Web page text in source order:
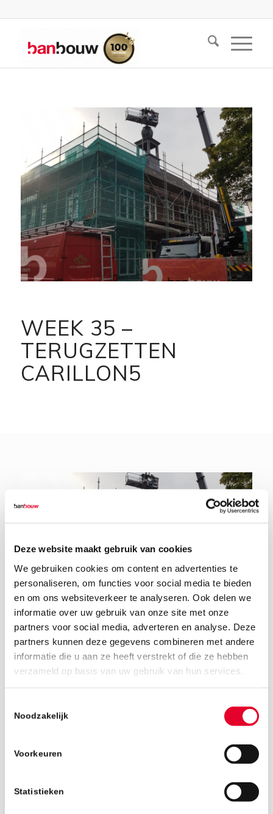
Deze website maakt gebruik van cookies
We gebruiken cookies om content en advertenties te
personaliseren, om functies voor social media te bieden
en om ons websiteverkeer te analyseren. Ook delen we
informatie over uw gebruik van onze site met onze
partners voor social media, adverteren en analyse. Deze
partners kunnen deze gegevens combineren met andere
informatie die u aan ze heeft verstrekt of die ze hebben
verzameld op basis van uw gebruik van hun services.
Noodzakelijk
Voorkeuren
Statistieken
WEEK 35 –
TERUGZETTEN
CARILLON5
3 september 2018